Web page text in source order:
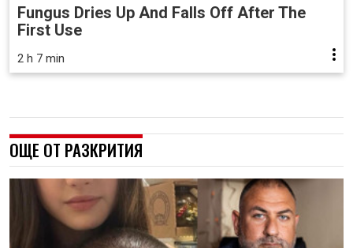
Fungus Dries Up And Falls Off After The
First Use
2 h 7 min
ОЩЕ ОТ РАЗКРИТИЯ